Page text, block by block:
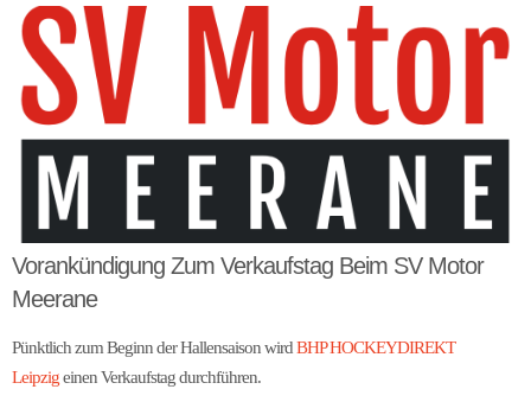
Vorankündigung Zum Verkaufstag Beim SV Motor
Meerane
Pünktlich zum Beginn der Hallensaison wirdBHP HOCKEYDIREKT
Leipzigeinen Verkaufstag durchführen.